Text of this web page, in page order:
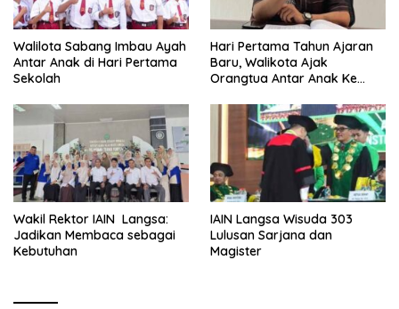
Walilota Sabang Imbau Ayah
Antar Anak di Hari Pertama
Sekolah
Hari Pertama Tahun Ajaran
Baru, Walikota Ajak
Orangtua Antar Anak Ke
Wakil Rektor IAIN Langsa:
Jadikan Membaca sebagai
Kebutuhan
IAIN Langsa Wisuda 303
Lulusan Sarjana dan
Magister